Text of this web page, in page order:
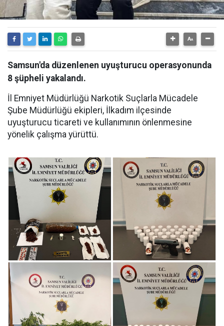
Samsun'da düzenlenen uyuşturucu operasyonunda
8 şüpheli yakalandı.
İl Emniyet Müdürlüğü Narkotik Suçlarla Mücadele
Şube Müdürlüğü ekipleri, İlkadım ilçesinde
uyuşturucu ticareti ve kullanımının önlenmesine
yönelik çalışma yürüttü.